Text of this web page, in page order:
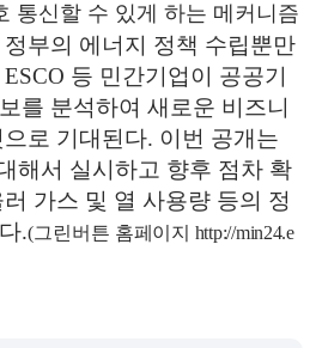
통신할 수 있게 하는 메커니즘
부의 에너지 정책 수립뿐만
ESCO 등 민간기업이 공공기
를 분석하여 새로운 비즈니
로 기대된다. 이번 공개는
해서 실시하고 향후 점차 확
러 가스 및 열 사용량 등의 정
.(그린버튼 홈페이지 http://min24.e